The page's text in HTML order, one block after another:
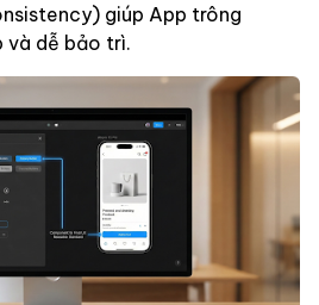
giúp App trông
và dễ bảo trì.